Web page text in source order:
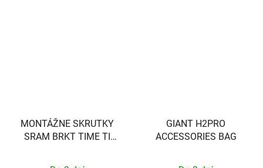
MONTÁŽNE SKRUTKY
SRAM BRKT TIME TI
GIANT H2PRO
ACCESSORIES BAG